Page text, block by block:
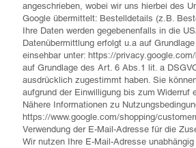
angeschrieben, wobei wir uns hierbei des
Google übermittelt: Bestelldetails (z.B.
Ihre Daten werden gegebenenfalls in die
Datenübermittlung erfolgt u.a auf
einsehbar unter: https://
auf Grundlage des Art. 6 Abs.1 lit. a
ausdrücklich zugestimmt haben. Sie
aufgrund der Einwilligung bis zum Widerruf
Nähere Informationen zu
https://www.google.com/shopping/
Verwendung der E-Mail-Adresse für die
Wir nutzen Ihre E-Mail-Adresse